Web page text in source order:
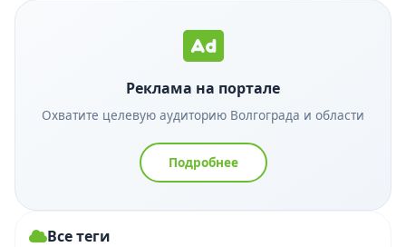
Реклама на портале
Охватите целевую аудиторию Волгограда и области
Подробнее
Все теги